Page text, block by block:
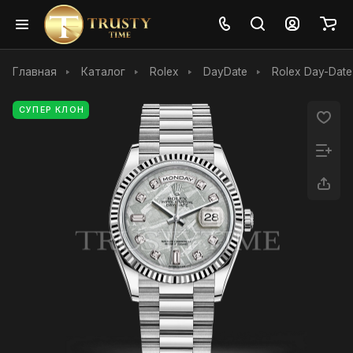
Главная Каталог Rolex DayDate Rolex Day-
СУПЕР КЛОН